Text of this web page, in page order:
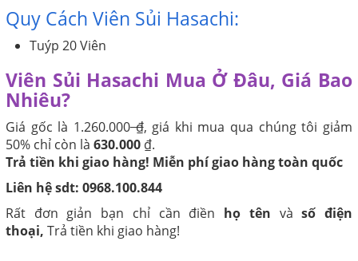
Quy Cách Viên Sủi Hasachi:
Tuýp 20 Viên
Viên Sủi Hasachi Mua Ở Đâu, Giá Bao
Nhiêu?
Giá gốc là 1.260.000₫, giá khi mua qua chúng tôi giảm
50% chỉ còn là 630.000 ₫.
Trả tiền khi giao hàng! Miễn phí giao hàng toàn quốc
Liên hệ sdt: 0968.100.844
Rất đơn giản bạn chỉ cần điền họ tên vàsố điện
thoại, Trả tiền khi giao hàng!